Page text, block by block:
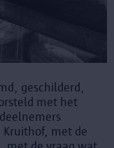
geschilderd,
met het
Kruithof, met de